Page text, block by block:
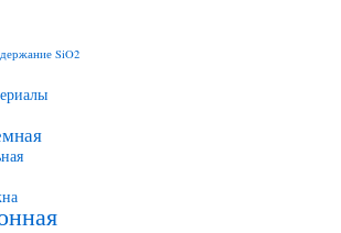
SiO2